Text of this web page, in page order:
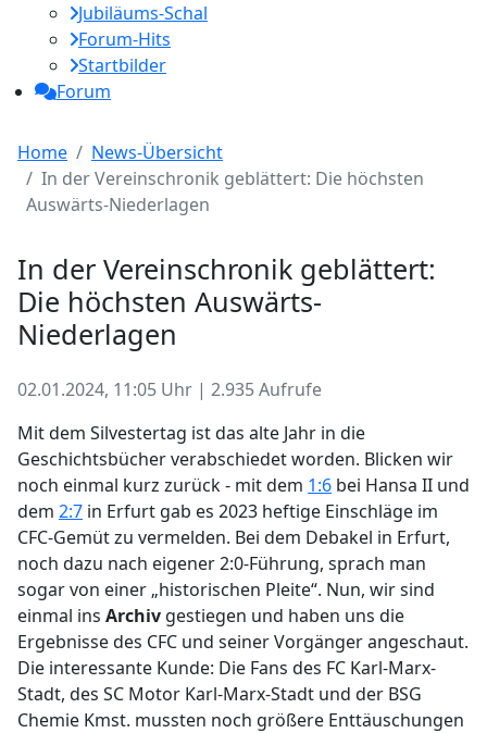
Jubiläums-Schal
Forum-Hits
Startbilder
Forum
Home
News-Übersicht
In der Vereinschronik geblättert: Die höchsten
Auswärts-Niederlagen
In der Vereinschronik geblättert:
Die höchsten Auswärts-
Niederlagen
02.01.2024, 11:05 Uhr | 2.935 Aufrufe
Mit dem Silvestertag ist das alte Jahr in die
Geschichtsbücher verabschiedet worden. Blicken wir
noch einmal kurz zurück - mit dem 1:6 bei Hansa II und
dem 2:7 in Erfurt gab es 2023 heftige Einschläge im
CFC-Gemüt zu vermelden. Bei dem Debakel in Erfurt,
noch dazu nach eigener 2:0-Führung, sprach man
sogar von einer „historischen Pleite“. Nun, wir sind
einmal ins Archiv gestiegen und haben uns die
Ergebnisse des CFC und seiner Vorgänger angeschaut.
Die interessante Kunde: Die Fans des FC Karl-Marx-
Stadt, des SC Motor Karl-Marx-Stadt und der BSG
Chemie Kmst. mussten noch größere Enttäuschungen